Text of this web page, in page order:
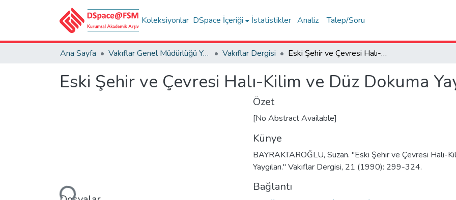
Koleksiyonlar DSpace İçeriği İstatistikler Analiz Talep/Soru
Ana Sayfa Vakıflar Genel Müdürlüğü Yayınları Vakıflar Dergisi Eski Şehir ve Çevresi Halı-Kilim ve Düz Dokuma Yaygıları
Eski Şehir ve Çevresi Halı-Kilim ve Düz Dokuma
Yükleniyor...
Özet
[No Abstract Available]
Künye
BAYRAKTAROĞLU, Suzan. "Eski Şehir ve Çevresi Halı-
Yaygıları." Vakıflar Dergisi, 21 (1990): 299-324.
Bağlantı